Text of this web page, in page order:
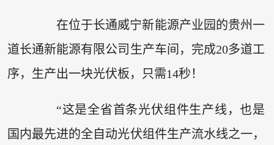
在位于长通威宁新能源产业园的贵州一
道长通新能源有限公司生产车间，完成20多道工
序，生产出一块光伏板，只需14秒！
“这是全省首条光伏组件生产线，也是
国内最先进的全自动光伏组件生产流水线之一，